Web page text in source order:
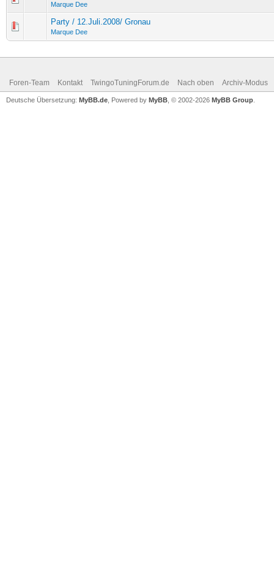
Marque Dee
Party / 12.Juli.2008/ Gronau
Marque Dee
Foren-Team Kontakt TwingoTuningForum.de Nach oben Archiv-Modus
Deutsche Übersetzung: MyBB.de , Powered by MyBB , © 2002-2026 MyBB Group